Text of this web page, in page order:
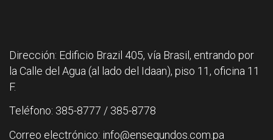
Dirección: Edificio Brazil 405, vía Brasil, entrando por
la Calle del Agua (al lado del Idaan), piso 11, oficina 11
F.
Teléfono: 385-8777 / 385-8778
Correo electrónico: info@ensegundos.com.pa